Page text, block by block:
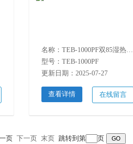
名称：TEB-1000PF双85湿热交变速变试验箱
型号：TEB-1000PF
更新日期：2025-07-27
查看详情 在线留言
页 下一页 末页 跳转到第 页